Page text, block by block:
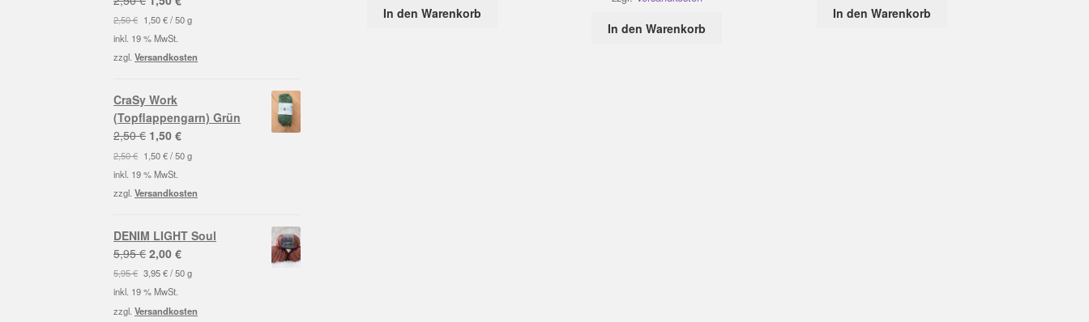
In den Warenkorb
In den Warenkorb
In den Warenkorb
Preis
war:
2,50 €
Preis
1,50 €.
2,50€ 1,50€/50 g
inkl. 19 % MwSt.
zzgl.Versandkosten
CraSy Work
(Topflappengarn) Grün
2,50€ Ursprünglicher
Preis
war:
2,50 €
1,50€Aktueller
Preis
1,50 €.
2,50€ 1,50€/50 g
inkl. 19 % MwSt.
zzgl.Versandkosten
DENIM LIGHT Soul
5,95€ Ursprünglicher
Preis
war:
5,95 €
2,00€Aktueller
Preis
2,00 €.
5,95€ 3,95€/50 g
inkl. 19 % MwSt.
zzgl.Versandkosten